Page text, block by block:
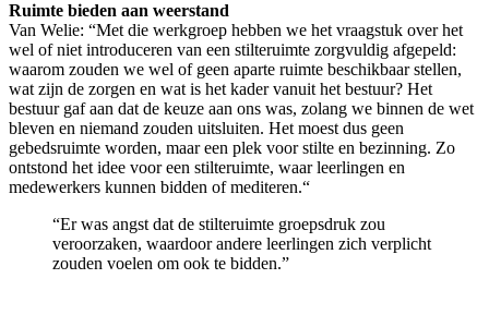
Ruimte bieden aan weerstand
Van Welie: “Met die werkgroep hebben we het vraagstuk over het
wel of niet introduceren van een stilteruimte zorgvuldig afgepeld:
waarom zouden we wel of geen aparte ruimte beschikbaar stellen,
wat zijn de zorgen en wat is het kader vanuit het bestuur? Het
bestuur gaf aan dat de keuze aan ons was, zolang we binnen de wet
bleven en niemand zouden uitsluiten. Het moest dus geen
gebedsruimte worden, maar een plek voor stilte en bezinning. Zo
ontstond het idee voor een stilteruimte, waar leerlingen en
medewerkers kunnen bidden of mediteren.“
“Er was angst dat de stilteruimte groepsdruk zou
veroorzaken, waardoor andere leerlingen zich verplicht
zouden voelen om ook te bidden.”